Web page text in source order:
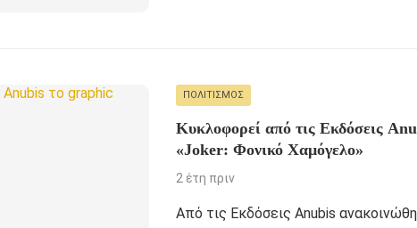
ΠΟΛΙΤΙΣΜΌΣ
Κυκλοφορεί από τις Εκδόσεις
«Joker: Φονικό Χαμόγελο»
2 έτη πριν
Από τις Εκδόσεις Anubis